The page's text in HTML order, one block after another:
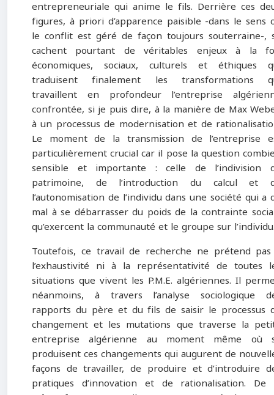
entrepreneuriale qui anime le fils. Derrière ces
figures, à priori d’apparence paisible -dans le sens
le conflit est géré de façon toujours souterraine-,
cachent pourtant de véritables enjeux à la
économiques, sociaux, culturels et éthiques
traduisent finalement les transformations
travaillent en profondeur l’entreprise
confrontée, si je puis dire, à la manière de Max
à un processus de modernisation et de
Le moment de la transmission de l’entreprise
particulièrement crucial car il pose la question
sensible et importante : celle de l’indivision
patrimoine, de l’introduction du calcul et
l’autonomisation de l’individu dans une société qui a
mal à se débarrasser du poids de la contrainte
qu’exercent la communauté et le groupe sur
Toutefois, ce travail de recherche ne prétend
l’exhaustivité ni à la représentativité de toutes
situations que vivent les P.M.E. algériennes. Il
néanmoins, à travers l’analyse sociologique
rapports du père et du fils de saisir le processus
changement et les mutations que traverse la
entreprise algérienne au moment même où
produisent ces changements qui augurent de
façons de travailler, de produire et d’introduire
pratiques d’innovation et de rationalisation. De